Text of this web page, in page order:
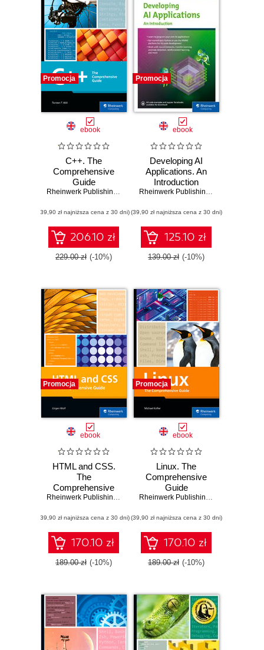
Promocja
ebook
C++. The
Comprehensive
Guide
Rheinwerk Publishing, Torsten T. Will
(39,90 zł najniższa cena z 30 dni)
206.10 zł
229.00 zł (-10%)
Promocja
ebook
Developing AI
Applications. An
Introduction
Rheinwerk Publishing,
(39,90 zł najniższa cena z 30 dni)
125.10 zł
139.00 zł (-10%)
Promocja
ebook
HTML and CSS.
The
Comprehensive
Guide
Rheinwerk Publishing, Jürgen Wolf
(39,90 zł najniższa cena z 30 dni)
170.10 zł
189.00 zł (-10%)
Promocja
ebook
Linux. The
Comprehensive
Guide
Rheinwerk Publishing,
(39,90 zł najniższa cena z 30 dni)
170.10 zł
189.00 zł (-10%)